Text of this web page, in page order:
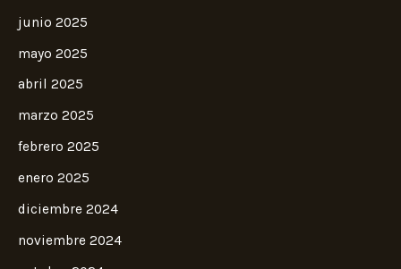
junio 2025
mayo 2025
abril 2025
marzo 2025
febrero 2025
enero 2025
diciembre 2024
noviembre 2024